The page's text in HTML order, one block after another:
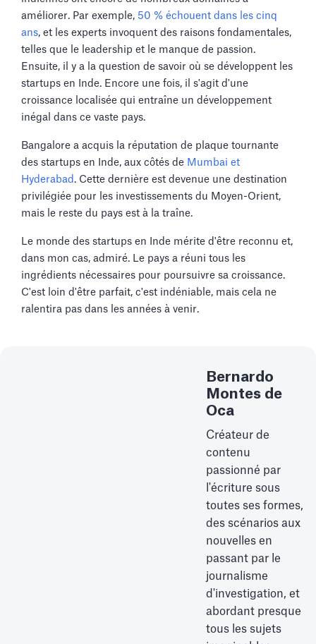
améliorer. Par exemple, 50 % échouent dans les cinq
ans, et les experts invoquent des raisons fondamentales,
telles que le leadership et le manque de passion.
Ensuite, il y a la question de savoir où se développent les
startups en Inde. Encore une fois, il s'agit d'une
croissance localisée qui entraîne un développement
inégal dans ce vaste pays.
Bangalore a acquis la réputation de plaque tournante
des startups en Inde, aux côtés de Mumbai et
Hyderabad. Cette dernière est devenue une destination
privilégiée pour les investissements du Moyen-Orient,
mais le reste du pays est à la traîne.
Le monde des startups en Inde mérite d'être reconnu et,
dans mon cas, admiré. Le pays a réuni tous les
ingrédients nécessaires pour poursuivre sa croissance.
C'est loin d'être parfait, c'est indéniable, mais cela ne
ralentira pas dans les années à venir.
Bernardo
Montes de
Oca
Créateur de
contenu
passionné par
l'écriture sous
toutes ses formes,
des scénarios aux
nouvelles en
passant par le
journalisme
d'investigation, et
abordant presque
tous les sujets